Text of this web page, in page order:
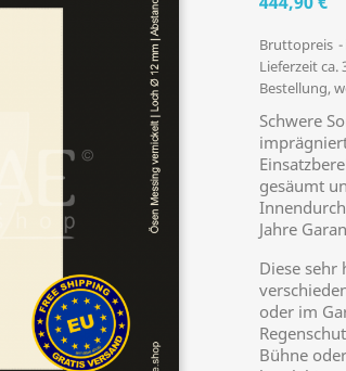
Bruttopreis
Lieferzeit
Bestellung,
Schwere
gesäumt
Jahre
Diese sehr
oder im
Bühne